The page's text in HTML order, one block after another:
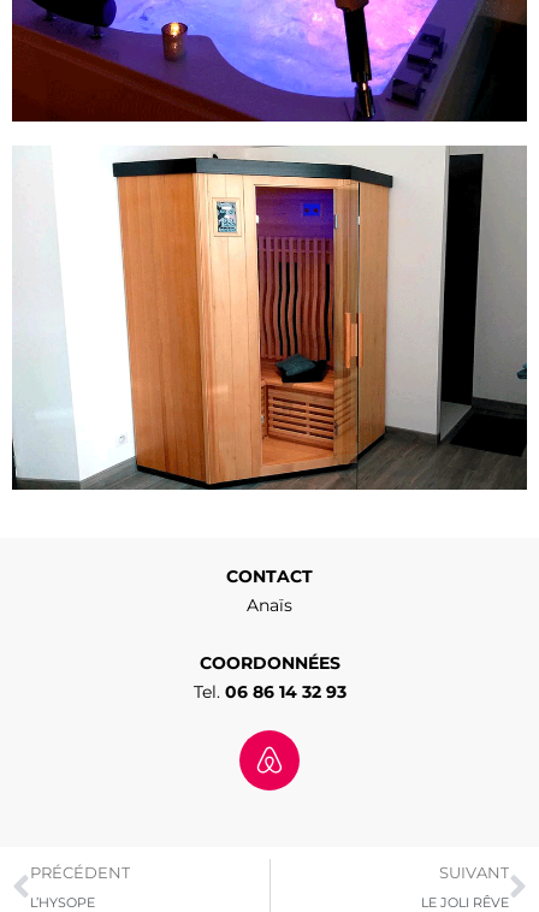
CONTACT
Anaïs
COORDONNÉES
Tel. 06 86 14 32 93
PRÉCÉDENT
L’HYSOPE
SUIVANT
LE JOLI RÊVE